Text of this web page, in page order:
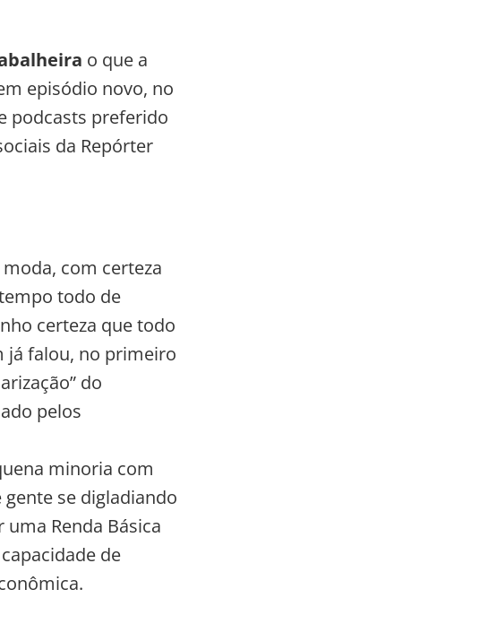
o que a
episódio novo, no
podcasts preferido
da Repórter
com certeza
todo de
certeza que todo
já falou, no primeiro
do
pelos
minoria com
se digladiando
Renda Básica
de